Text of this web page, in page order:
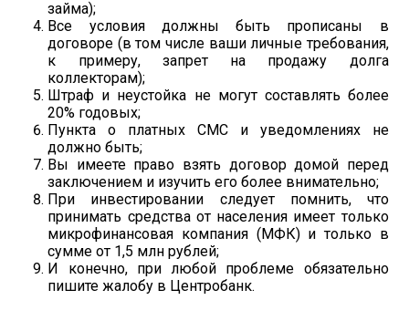
займа);
Все условия должны быть прописаны в
договоре (в том числе ваши личные требования,
к примеру, запрет на продажу долга
коллекторам);
Штраф и неустойка не могут составлять более
20% годовых;
Пункта о платных СМС и уведомлениях не
должно быть;
Вы имеете право взять договор домой перед
заключением и изучить его более внимательно;
При инвестировании следует помнить, что
принимать средства от населения имеет только
микрофинансовая компания (МФК) и только в
сумме от 1,5 млн рублей;
И конечно, при любой проблеме обязательно
пишите жалобу в Центробанк.